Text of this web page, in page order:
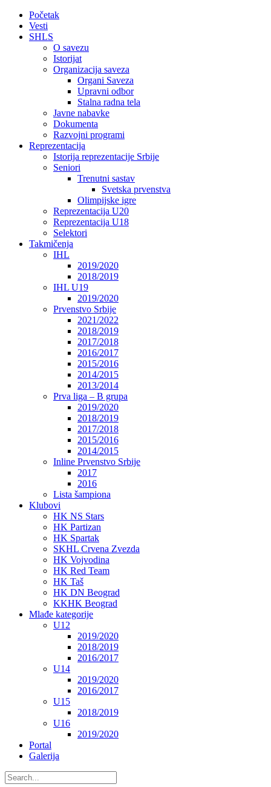
Početak
Vesti
SHLS
O savezu
Istorijat
Organizacija saveza
Organi Saveza
Upravni odbor
Stalna radna tela
Javne nabavke
Dokumenta
Razvojni programi
Reprezentacija
Istorija reprezentacije Srbije
Seniori
Trenutni sastav
Svetska prvenstva
Olimpijske igre
Reprezentacija U20
Reprezentacija U18
Selektori
Takmičenja
IHL
2019/2020
2018/2019
IHL U19
2019/2020
Prvenstvo Srbije
2021/2022
2018/2019
2017/2018
2016/2017
2015/2016
2014/2015
2013/2014
Prva liga – B grupa
2019/2020
2018/2019
2017/2018
2015/2016
2014/2015
Inline Prvenstvo Srbije
2017
2016
Lista šampiona
Klubovi
HK NS Stars
HK Partizan
HK Spartak
SKHL Crvena Zvezda
HK Vojvodina
HK Red Team
HK Taš
HK DN Beograd
KKHK Beograd
Mlađe kategorije
U12
2019/2020
2018/2019
2016/2017
U14
2019/2020
2016/2017
U15
2018/2019
U16
2019/2020
Portal
Galerija